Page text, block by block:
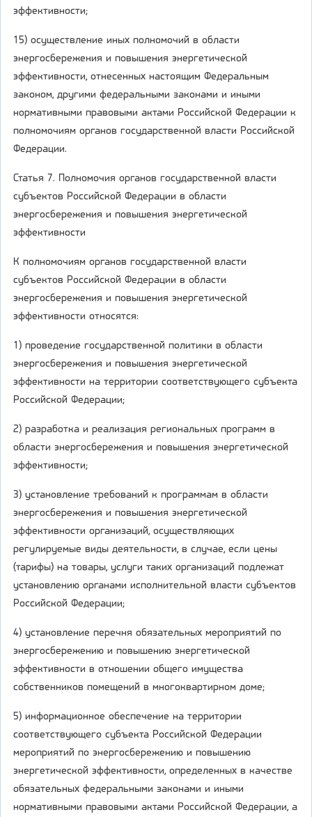
эффективности;
15) осуществление иных полномочий в области
энергосбережения и повышения энергетической
эффективности, отнесенных настоящим Федеральным
законом, другими федеральными законами и иными
нормативными правовыми актами Российской Федерации к
полномочиям органов государственной власти Российской
Федерации.
Статья 7. Полномочия органов государственной власти
субъектов Российской Федерации в области
энергосбережения и повышения энергетической
эффективности
К полномочиям органов государственной власти
субъектов Российской Федерации в области
энергосбережения и повышения энергетической
эффективности относятся:
1) проведение государственной политики в области
энергосбережения и повышения энергетической
эффективности на территории соответствующего субъекта
Российской Федерации;
2) разработка и реализация региональных программ в
области энергосбережения и повышения энергетической
эффективности;
3) установление требований к программам в области
энергосбережения и повышения энергетической
эффективности организаций, осуществляющих
регулируемые виды деятельности, в случае, если цены
(тарифы) на товары, услуги таких организаций подлежат
установлению органами исполнительной власти субъектов
Российской Федерации;
4) установление перечня обязательных мероприятий по
энергосбережению и повышению энергетической
эффективности в отношении общего имущества
собственников помещений в многоквартирном доме;
5) информационное обеспечение на территории
соответствующего субъекта Российской Федерации
мероприятий по энергосбережению и повышению
энергетической эффективности, определенных в качестве
обязательных федеральными законами и иными
нормативными правовыми актами Российской Федерации, а